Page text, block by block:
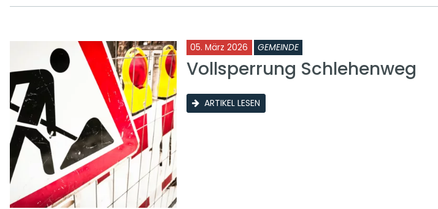
05. März 2026 GEMEINDE
Vollsperrung Schlehenweg
ARTIKEL LESEN